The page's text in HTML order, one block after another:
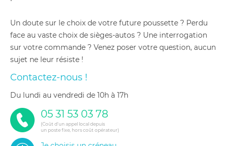
Un doute sur le choix de votre future poussette ? Perdu
face au vaste choix de sièges-autos ? Une interrogation
sur votre commande ? Venez poser votre question, aucun
sujet ne leur résiste !
Contactez-nous !
du lundi au vendredi de 10h à 17h
05 31 53 03 78
(Coût d'un appel local depuis
un poste fixe, hors coût opérateur)